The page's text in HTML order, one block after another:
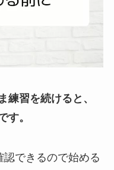
練習を続けると、
す。
できるので始める